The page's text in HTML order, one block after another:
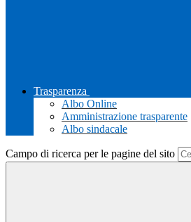
Trasparenza
Albo Online
Amministrazione trasparente
Albo sindacale
Campo di ricerca per le pagine del sito